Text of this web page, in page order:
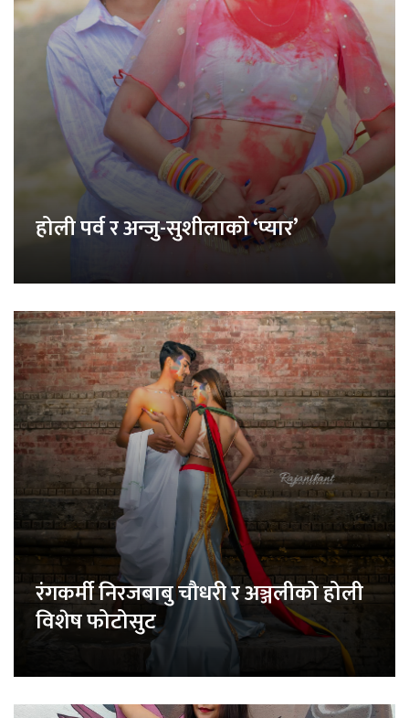
होली पर्व र अन्जु-सुशीलाको ‘प्यार’
रंगकर्मी निरजबाबु चौधरी र अञ्जलीको होली
विशेष फोटोसुट